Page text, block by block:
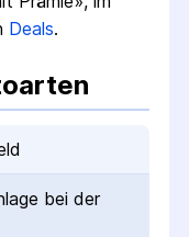
Deals.
bei der